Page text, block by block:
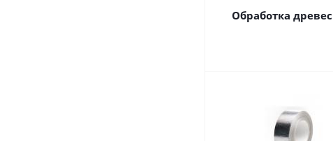
Обработка